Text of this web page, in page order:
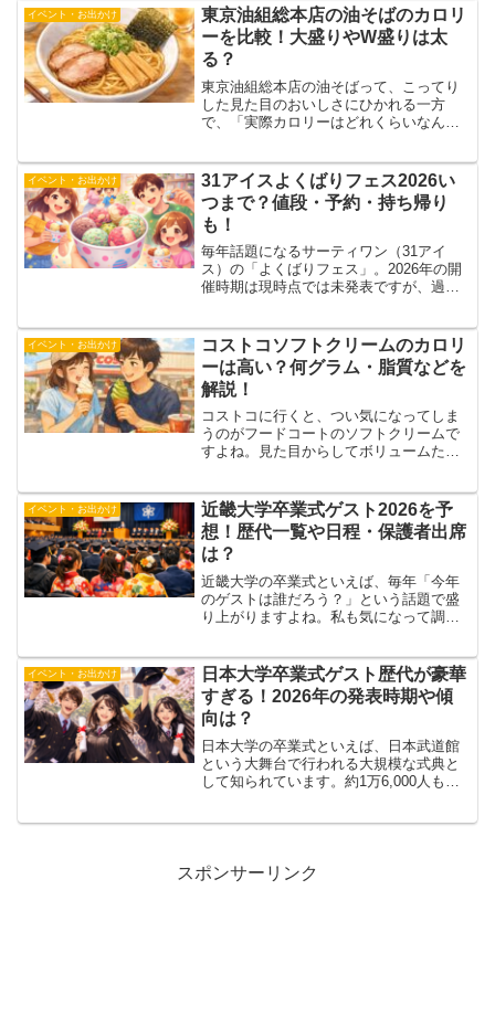
いますよね。あの香ばしい香りや濃厚な
ソースの味わいには、実は...
イベント・お出かけ
東京油組総本店の油そばのカロリ
ーを比較！大盛りやW盛りは太
る？
東京油組総本店の油そばって、こってり
した見た目のおいしさにひかれる一方
で、「実際カロリーはどれくらいなんだ
リー」と案内されているため、低いのか
高いのか、ぱっとはイメージ...
イベント・お出かけ
31アイスよくばりフェス2026い
つまで？値段・予約・持ち帰り
も！
毎年話題になるサーティワン（31アイ
ス）の「よくばりフェス」。2026年の開
催時期は現時点では未発表ですが、過去
SNSでも話題になる人気キャンペーンな
ので、「今年はいつ...
イベント・お出かけ
コストコソフトクリームのカロリ
ーは高い？何グラム・脂質などを
解説！
コストコに行くと、つい気になってしま
うのがフードコートのソフトクリームで
すよね。見た目からしてボリュームたっ
らいなんだろう？」と気になったことが
ある方も多いのではないで...
イベント・お出かけ
近畿大学卒業式ゲスト2026を予
想！歴代一覧や日程・保護者出席
は？
近畿大学の卒業式といえば、毎年「今年
のゲストは誰だろう？」という話題で盛
り上がりますよね。私も気になって調べ
いるのは本当に素敵な取り組みだと思い
ます。この記事では、20...
イベント・お出かけ
日本大学卒業式ゲスト歴代が豪華
すぎる！2026年の発表時期や傾
向は？
日本大学の卒業式といえば、日本武道館
という大舞台で行われる大規模な式典と
して知られています。約1万6,000人もの
スポンサーリンク